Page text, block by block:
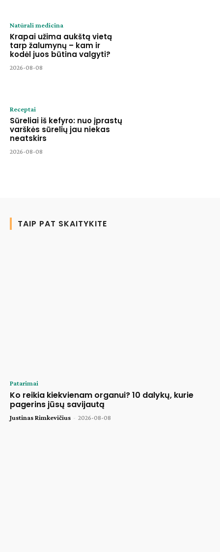
Natūrali medicina
Krapai užima aukštą vietą
tarp žalumynų – kam ir
kodėl juos būtina valgyti?
2026-08-08
Receptai
Sūreliai iš kefyro: nuo įprastų
varškės sūrelių jau niekas
neatskirs
2026-08-08
TAIP PAT SKAITYKITE
Patarimai
Ko reikia kiekvienam organui? 10 dalykų, kurie
pagerins jūsų savijautą
Justinas Rimkevičius - 2026-08-08